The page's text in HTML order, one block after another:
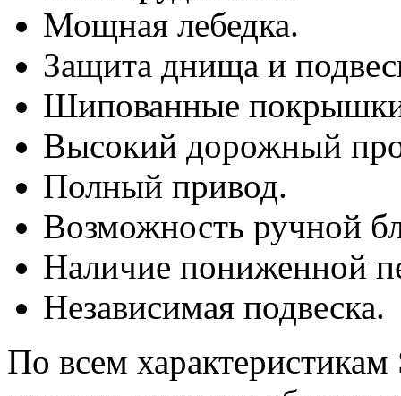
Мощная лебедка.
Защита днища и
Шипованные
Высокий дорожный
Полный привод.
Возможность ручной
Наличие пониженной
Независимая подвеска.
По всем